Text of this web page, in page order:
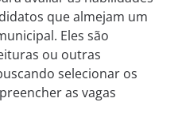
que almejam um
Eles são
ou outras
selecionar os
as vagas